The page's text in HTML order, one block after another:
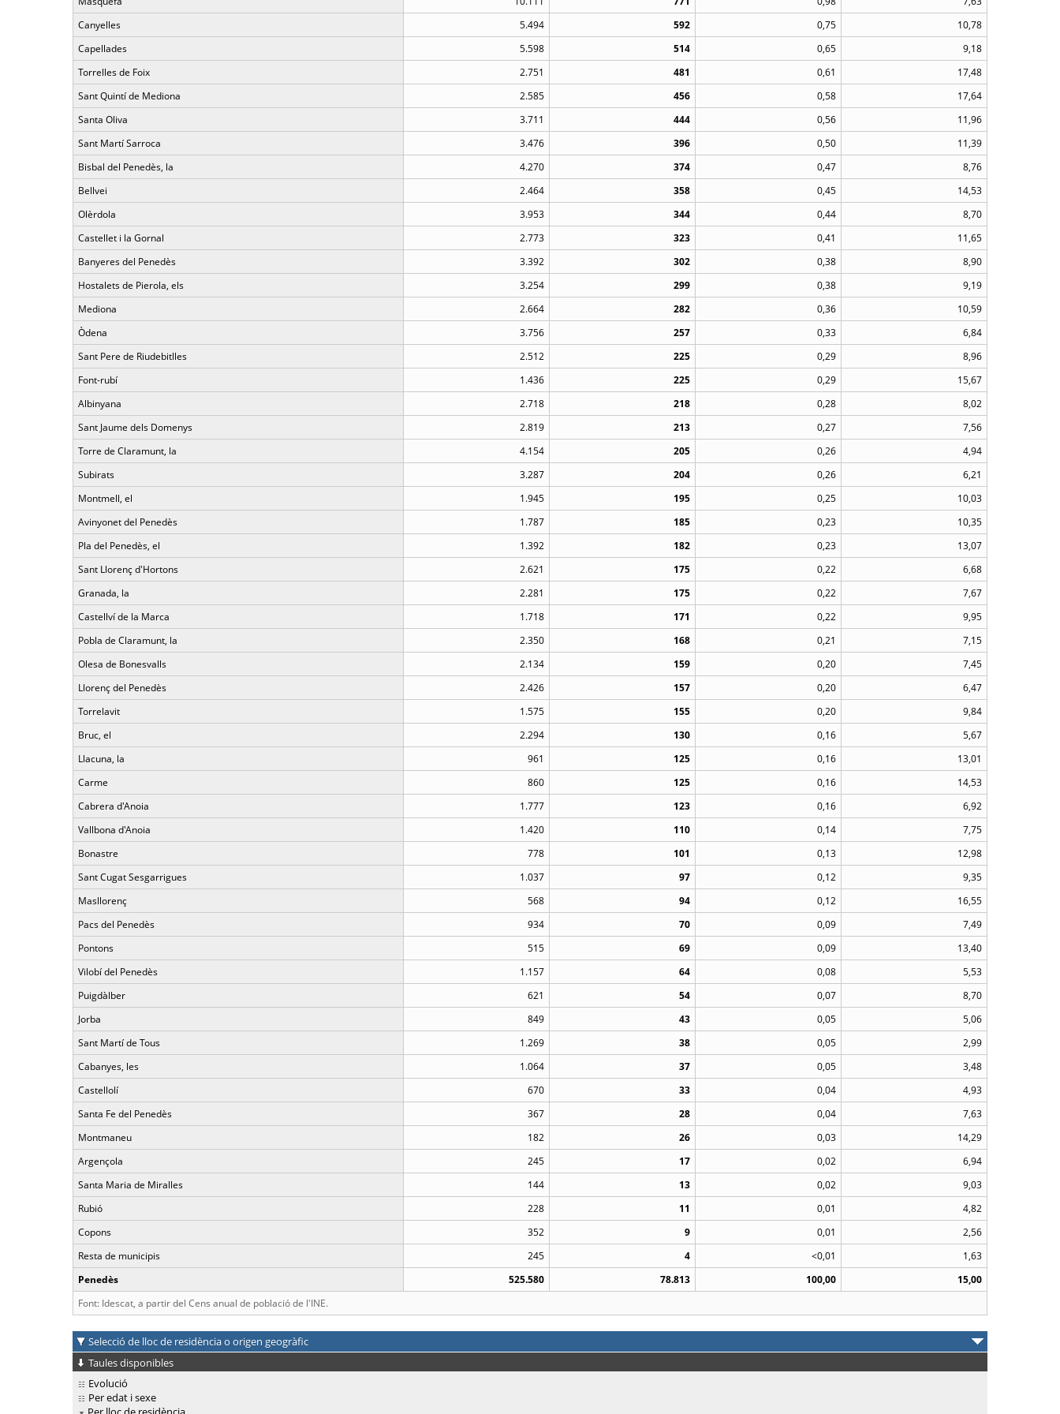
Canyelles
5.494 592 0,75
10,78
Capellades
5.598 514 0,65
9,18
Torrelles de Foix
2.751 481 0,61
17,48
Sant Quintí de Mediona
2.585 456 0,58
17,64
Santa Oliva
3.711 444 0,56
11,96
Sant Martí Sarroca
3.476 396 0,50
11,39
Bisbal del Penedès, la
4.270 374 0,47
8,76
Bellvei
2.464 358 0,45
14,53
Olèrdola
3.953 344 0,44
8,70
Castellet i la Gornal
2.773 323 0,41
11,65
Banyeres del Penedès
3.392 302 0,38
8,90
Hostalets de Pierola, els
3.254 299 0,38
9,19
Mediona
2.664 282 0,36
10,59
Òdena
3.756 257 0,33
6,84
Sant Pere de Riudebitlles
2.512 225 0,29
8,96
Font-rubí
1.436 225 0,29
15,67
Albinyana
2.718 218 0,28
8,02
Sant Jaume dels Domenys
2.819 213 0,27
7,56
Torre de Claramunt, la
4.154 205 0,26
4,94
Subirats
3.287 204 0,26
6,21
Montmell, el
1.945 195 0,25
10,03
Avinyonet del Penedès
1.787 185 0,23
10,35
Pla del Penedès, el
1.392 182 0,23
13,07
Sant Llorenç d'Hortons
2.621 175 0,22
6,68
Granada, la
2.281 175 0,22
7,67
Castellví de la Marca
1.718 171 0,22
9,95
Pobla de Claramunt, la
2.350 168 0,21
7,15
Olesa de Bonesvalls
2.134 159 0,20
7,45
Llorenç del Penedès
2.426 157 0,20
6,47
Torrelavit
1.575 155 0,20
9,84
Bruc, el
2.294 130 0,16
5,67
Llacuna, la
961 125 0,16
13,01
Carme
860 125 0,16
14,53
Cabrera d'Anoia
1.777 123 0,16
6,92
Vallbona d'Anoia
1.420 110 0,14
7,75
Bonastre
778 101 0,13
12,98
Sant Cugat Sesgarrigues
1.037 97 0,12
9,35
Masllorenç
568 94 0,12
16,55
Pacs del Penedès
934 70 0,09
7,49
Pontons
515 69 0,09
13,40
Vilobí del Penedès
1.157 64 0,08
5,53
Puigdàlber
621 54 0,07
8,70
Jorba
849 43 0,05
5,06
Sant Martí de Tous
1.269 38 0,05
2,99
Cabanyes, les
1.064 37 0,05
3,48
Castellolí
670 33 0,04
4,93
Santa Fe del Penedès
367 28 0,04
7,63
Montmaneu
182 26 0,03
14,29
Argençola
245 17 0,02
6,94
Santa Maria de Miralles
144 13 0,02
9,03
Rubió
228 11 0,01
4,82
Copons
352 9 0,01
2,56
Resta de municipis
245 4 <0,01
1,63
Penedès
525.580 78.813 100,00
15,00
Font: Idescat, a partir del Cens anual de població de l'INE.
Selecció de lloc de residència o origen geogràfic
Taules disponibles
Evolució
Per edat i sexe